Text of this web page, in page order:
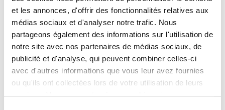
et les annonces, d'offrir des fonctionnalités relatives aux
médias sociaux et d'analyser notre trafic. Nous
partageons également des informations sur l'utilisation de
notre site avec nos partenaires de médias sociaux, de
publicité et d'analyse, qui peuvent combiner celles-ci
avec d'autres informations que vous leur avez fournies
ou qu'ils ont collectées lors de votre utilisation de leurs
(sodiques magnésiennes,
calciques, ferrugineuses)
Eaux chlorurées : anions*
chlorures prépondérants
(sodiques fortes, sodiques
faibles)
Pyrénées nord, Alpes, Jura,
Savoie